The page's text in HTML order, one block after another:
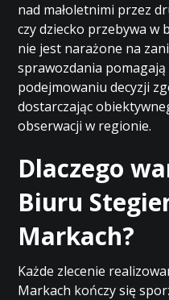
nad małoletnimi przez
czy dziecko przebywa w
nie jest narażone na
sprawozdania pomagają
podejmowaniu decyzji
dostarczając
obserwacji w regionie.
Dlaczego
Biuru
Markach?
Każde zlecenie
Markach kończy się